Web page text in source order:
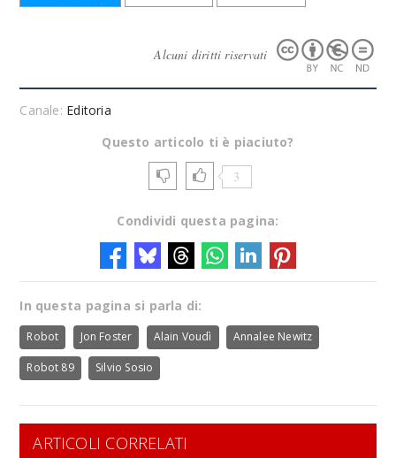
Alcuni diritti riservati
Canale: Editoria
Questo articolo ti è piaciuto?
3
Condividi questa pagina:
In questa pagina si parla di:
Robot Jon Foster Alain Voudì Annalee Newitz
Robot 89 Silvio Sosio
ARTICOLI CORRELATI